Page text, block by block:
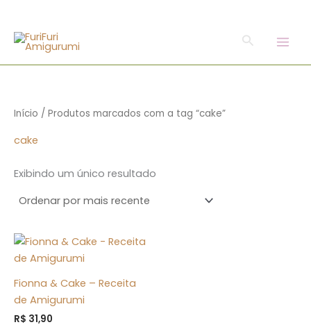
Pesquisar
Início / Produtos marcados com a tag “cake”
cake
Exibindo um único resultado
Fionna & Cake – Receita
de Amigurumi
R$ 31,90